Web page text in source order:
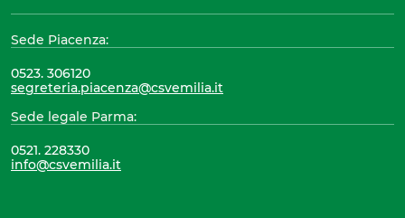
Sede Piacenza:
0523. 306120
segreteria.piacenza@csvemilia.it
Sede legale Parma:
0521. 228330
info@csvemilia.it